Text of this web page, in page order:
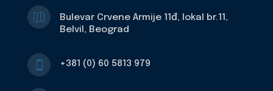

Bulevar Crvene Armije 11đ, lokal br.11,
Belvil, Beograd
 +381 (0) 60 5813 979